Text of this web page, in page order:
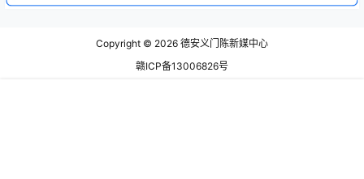
Copyright © 2026 德安义门陈新媒中心
赣ICP备13006826号